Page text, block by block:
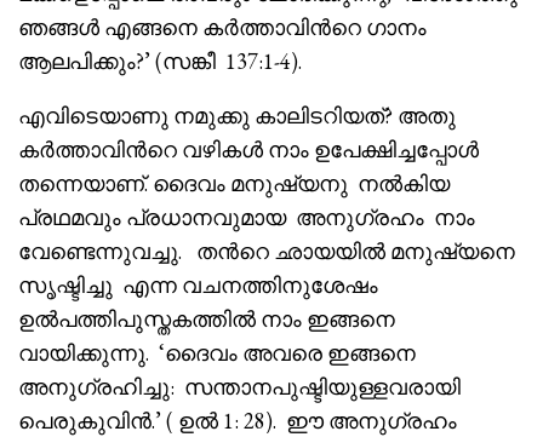
ഞങ്ങൾ എങ്ങനെ കർത്താവിൻറെ ഗാനം
ആലപിക്കും?’ (സങ്കീ 137:1-4).
എവിടെയാണു നമുക്കു കാലിടറിയത്? അതു
കർത്താവിൻറെ വഴികൾ നാം ഉപേക്ഷിച്ചപ്പോൾ
തന്നെയാണ്. ദൈവം മനുഷ്യനു നൽകിയ
പ്രഥമവും പ്രധാനവുമായ അനുഗ്രഹം നാം
വേണ്ടെന്നുവച്ചു. തൻറെ ഛായയിൽ മനുഷ്യനെ
സൃഷ്ടിച്ചു എന്ന വചനത്തിനുശേഷം
ഉൽപത്തിപുസ്തകത്തിൽ നാം ഇങ്ങനെ
വായിക്കുന്നു. ‘ദൈവം അവരെ ഇങ്ങനെ
അനുഗ്രഹിച്ചു: സന്താനപുഷ്ടിയുള്ളവരായി
പെരുകുവിൻ.’ ( ഉൽ 1: 28). ഈ അനുഗ്രഹം